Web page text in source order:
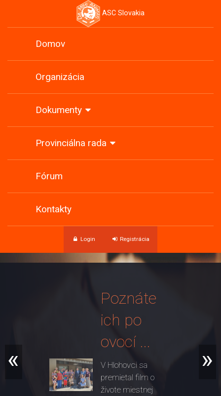
ASC Slovakia
Domov
Organizácia
Dokumenty
Provinciálna rada
Fórum
Kontakty
Login Registrácia
Poznáte
ich po
ovocí ...
V Hlohovci sa
premietal film o
živote miestnej
« »